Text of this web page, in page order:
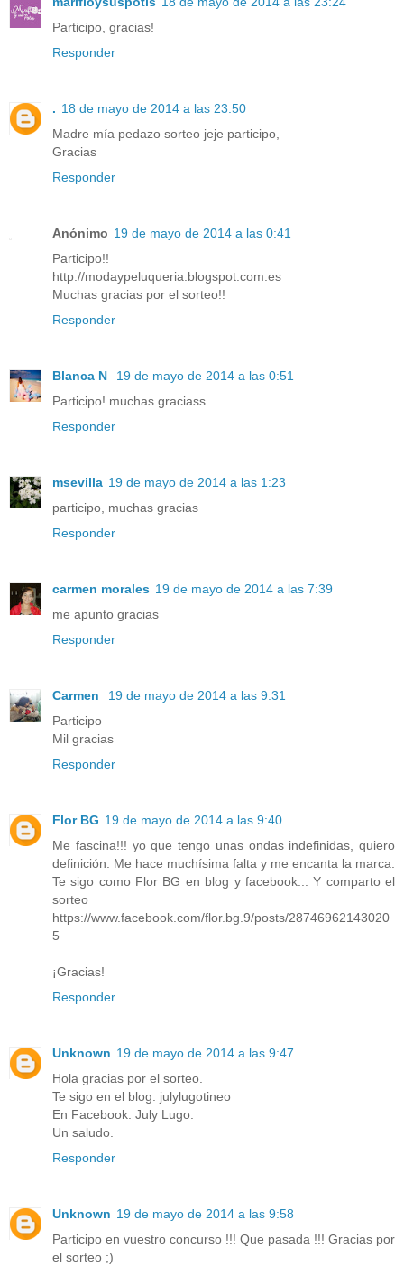
Participo, gracias!
Responder
. 18 de mayo de 2014 a las 23:50
Madre mía pedazo sorteo jeje participo,
Gracias
Responder
Anónimo 19 de mayo de 2014 a las 0:41
Participo!!
http://modaypeluqueria.blogspot.com.es
Muchas gracias por el sorteo!!
Responder
Blanca N
19 de mayo de 2014 a las 0:51
Participo! muchas graciass
Responder
msevilla 19 de mayo de 2014 a las 1:23
participo, muchas gracias
Responder
carmen morales 19 de mayo de 2014 a las 7:39
me apunto gracias
Responder
Carmen
19 de mayo de 2014 a las 9:31
Participo
Mil gracias
Responder
Flor BG 19 de mayo de 2014 a las 9:40
Me fascina!!! yo que tengo unas ondas indefinidas, quiero
definición. Me hace muchísima falta y me encanta la marca.
Te sigo como Flor BG en blog y facebook... Y comparto el
sorteo
https://www.facebook.com/flor.bg.9/posts/28746962143020
5
¡Gracias!
Responder
Unknown 19 de mayo de 2014 a las 9:47
Hola gracias por el sorteo.
Te sigo en el blog: julylugotineo
En Facebook: July Lugo.
Un saludo.
Responder
Unknown 19 de mayo de 2014 a las 9:58
Participo en vuestro concurso !!! Que pasada !!! Gracias por
el sorteo ;)